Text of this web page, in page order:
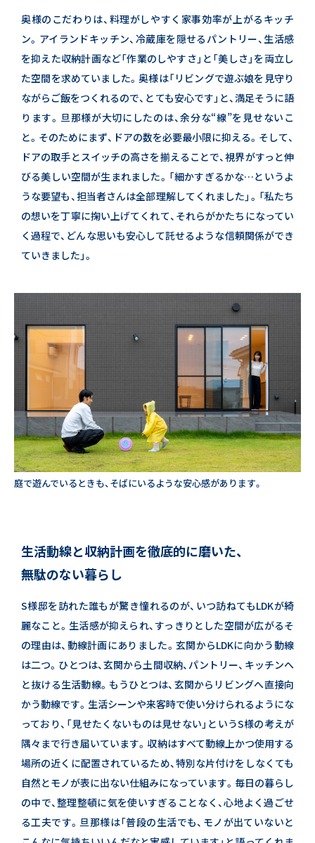
奥様のこだわりは、料理がしやすく家事効率が上がるキッチ
ン。 アイランドキッチン、冷蔵庫を隠せるパントリー、 生活感
を抑えた収納計画など「作業のしやすさ」と「美しさ」を両立し
た空間を求めていました。奥様は「リビングで遊ぶ娘を見守り
ながらご飯をつくれるので、とても安心です」と、満足そうに語
ります。 旦那様が大切にしたのは、余分な“線”を見せないこ
と。 そのためにまず、ドアの数を必要最小限に抑える。 そして、
ドアの取手とスイッチの高さを揃えることで、視界がすっと伸
びる美しい空間が生まれました。 「細かすぎるかな…というよ
うな要望も、担当者さんは全部理解してくれました」。 「私たち
の想いを丁寧に掬い上げてくれて、それらがかたちになってい
く過程で、 どんな思いも安心して託せるような信頼関係ができ
ていきました」。
庭で遊んでいるときも、そばにいるような安心感があります。
生活動線と収納計画を徹底的に磨いた、
無駄のない暮らし
S様邸を訪れた誰もが驚き憧れるのが、いつ訪ねてもLDKが綺
麗なこと。 生活感が抑えられ、すっきりとした空間が広がるそ
の理由は、動線計画にありました。 玄関からLDKに向かう動線
は二つ。ひとつは、玄関から土間収納、パントリー、キッチンへ
と抜ける生活動線。 もうひとつは、玄関からリビングへ直接向
かう動線です。生活シーンや来客時で使い分けられるようにな
っており、 「見せたくないものは見せない」というS様の考えが
隅々まで行き届いています。 収納はすべて動線上かつ使用する
場所の近くに配置されているため、 特別な片付けをしなくても
自然とモノが表に出ない仕組みになっています。 毎日の暮らし
の中で、整理整頓に気を使いすぎることなく、心地よく過ごせ
る工夫です。 旦那様は「普段の生活でも、モノが出ていないと
コーポレートサイト